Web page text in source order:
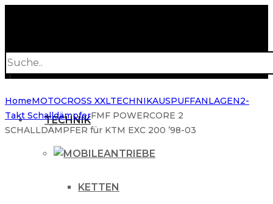
search
TECHNIK
ANTRIEBE
KETTEN
HomeMOTOCROSS XXLTECHNIKAUSPUFFANLAGEN2-
Takt SchalldämpferFMF POWERCORE 2
SCHALLDÄMPFER für KTM EXC 200 ’98-03